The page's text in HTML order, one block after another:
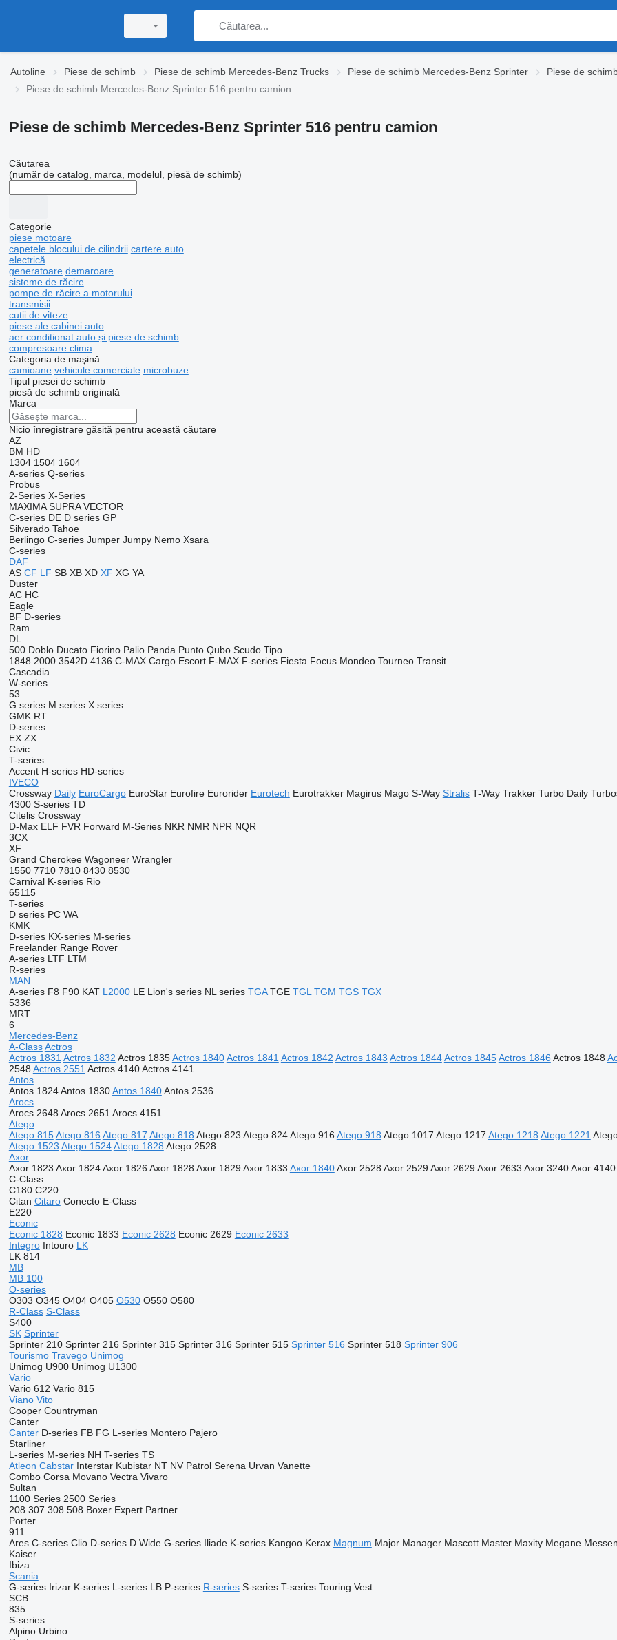
Autoline Piese de schimb Piese de schimb Mercedes-Benz Trucks Piese de schimb Mercedes-Benz Sprinter
Piese de
Piese de schimb Mercedes-Benz Sprinter 516 pentru camion
Piese de schimb Mercedes-Benz Sprinter 516 pentru camion
Căutarea
(număr de catalog, marca, modelul, piesă de schimb)
Categorie
piese motoare
capetele blocului de cilindrii cartere auto
electrică
generatoare demaroare
sisteme de răcire
pompe de răcire a motorului
transmisii
cutii de viteze
piese ale cabinei auto
aer conditionat auto și piese de schimb
compresoare clima
Categoria de maşină
camioane vehicule comerciale microbuze
Tipul piesei de schimb
piesă de schimb originală
Marca
Nicio înregistrare găsită pentru această căutare
AZ
BM HD
1304 1504 1604
A-series Q-series
Probus
2-Series X-Series
MAXIMA SUPRA VECTOR
C-series DE D series GP
Silverado Tahoe
Berlingo C-series Jumper Jumpy Nemo Xsara
C-series
DAF
AS CF LF SB XB XD XF XG YA
Duster
AC HC
Eagle
BF D-series
Ram
DL
500 Doblo Ducato Fiorino Palio Panda Punto Qubo Scudo Tipo
1848 2000 3542D 4136 C-MAX Cargo Escort F-MAX F-series Fiesta Focus Mondeo Tourneo Transit
Cascadia
W-series
53
G series M series X series
GMK RT
D-series
EX ZX
Civic
T-series
Accent H-series HD-series
IVECO
Crossway Daily EuroCargo EuroStar Eurofire Eurorider Eurotech Eurotrakker Magirus Mago S-Way Stralis T-Way Trakker Turbo Daily
4300 S-series TD
Citelis Crossway
D-Max ELF FVR Forward M-Series NKR NMR NPR NQR
3CX
XF
Grand Cherokee Wagoneer Wrangler
1550 7710 7810 8430 8530
Carnival K-series Rio
65115
T-series
D series PC WA
KMK
D-series KX-series M-series
Freelander Range Rover
A-series LTF LTM
R-series
MAN
A-series F8 F90 KAT L2000 LE Lion's series NL series TGA TGE TGL TGM TGS TGX
5336
MRT
6
Mercedes-Benz
A-Class Actros
Actros 1831 Actros 1832 Actros 1835 Actros 1840 Actros 1841 Actros 1842 Actros 1843 Actros 1844 Actros 1845 Actros 1846 Actros 1848
2548 Actros 2551 Actros 4140 Actros 4141
Antos
Antos 1824 Antos 1830 Antos 1840 Antos 2536
Arocs
Arocs 2648 Arocs 2651 Arocs 4151
Atego
Atego 815 Atego 816 Atego 817 Atego 818 Atego 823 Atego 824 Atego 916 Atego 918 Atego 1017 Atego 1217 Atego 1218 Atego 1221
Atego 1523 Atego 1524 Atego 1828 Atego 2528
Axor
Axor 1823 Axor 1824 Axor 1826 Axor 1828 Axor 1829 Axor 1833 Axor 1840 Axor 2528 Axor 2529 Axor 2629 Axor 2633 Axor 3240 Axor 4140
C-Class
C180 C220
Citan Citaro Conecto E-Class
E220
Econic
Econic 1828 Econic 1833 Econic 2628 Econic 2629 Econic 2633
Integro Intouro LK
LK 814
MB
MB 100
O-series
O303 O345 O404 O405 O530 O550 O580
R-Class S-Class
S400
SK Sprinter
Sprinter 210 Sprinter 216 Sprinter 315 Sprinter 316 Sprinter 515 Sprinter 516 Sprinter 518 Sprinter 906
Tourismo Travego Unimog
Unimog U900 Unimog U1300
Vario
Vario 612 Vario 815
Viano Vito
Cooper Countryman
Canter
Canter D-series FB FG L-series Montero Pajero
Starliner
L-series M-series NH T-series TS
Atleon Cabstar Interstar Kubistar NT NV Patrol Serena Urvan Vanette
Combo Corsa Movano Vectra Vivaro
Sultan
1100 Series 2500 Series
208 307 308 508 Boxer Expert Partner
Porter
911
Ares C-series Clio D-series D Wide G-series Iliade K-series Kangoo Kerax Magnum Major Manager Mascott Master Maxity Megane
Kaiser
Ibiza
Scania
G-series Irizar K-series L-series LB P-series R-series S-series T-series Touring Vest
SCB
835
S-series
Alpino Urbino